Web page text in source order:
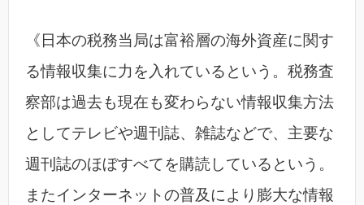
《日本の税務当局は富裕層の海外資産に関す
る情報収集に力を入れているという。税務査
察部は過去も現在も変わらない情報収集方法
としてテレビや週刊誌、雑誌などで、主要な
週刊誌のほぼすべてを購読しているという。
またインターネットの普及により膨大な情報